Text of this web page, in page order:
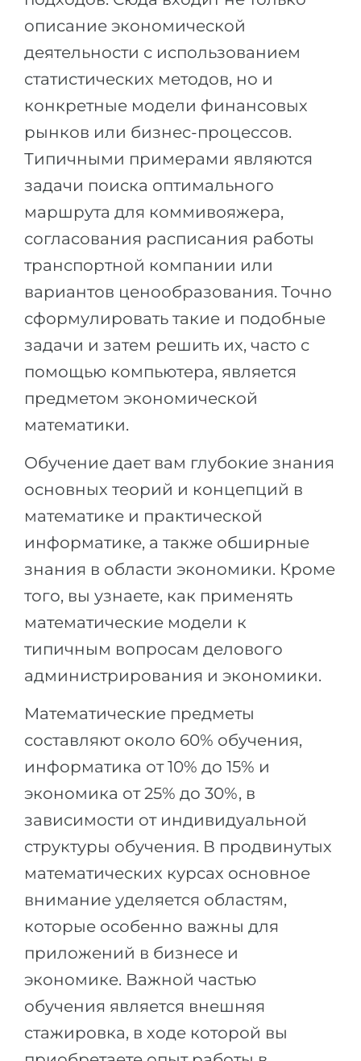
описание экономической
деятельности с использованием
статистических методов, но и
конкретные модели финансовых
рынков или бизнес-процессов.
Типичными примерами являются
задачи поиска оптимального
маршрута для коммивояжера,
согласования расписания работы
транспортной компании или
вариантов ценообразования. Точно
сформулировать такие и подобные
задачи и затем решить их, часто с
помощью компьютера, является
предметом экономической
математики.
Обучение дает вам глубокие знания
основных теорий и концепций в
математике и практической
информатике, а также обширные
знания в области экономики. Кроме
того, вы узнаете, как применять
математические модели к
типичным вопросам делового
администрирования и экономики.
Математические предметы
составляют около 60% обучения,
информатика от 10% до 15% и
экономика от 25% до 30%, в
зависимости от индивидуальной
структуры обучения. В продвинутых
математических курсах основное
внимание уделяется областям,
которые особенно важны для
приложений в бизнесе и
экономике. Важной частью
обучения является внешняя
стажировка, в ходе которой вы